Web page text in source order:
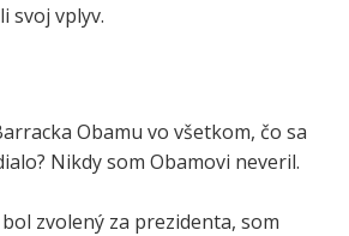
svoj vplyv.
Obamu vo všetkom, čo sa
Nikdy som Obamovi neveril.
zvolený za prezidenta, som